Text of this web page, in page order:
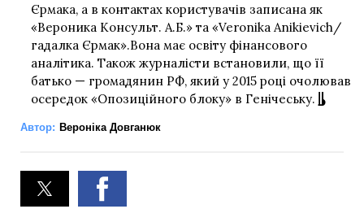
Єрмака, а в контактах користувачів записана як
«Вероника Консульт. А.Б.» та «Veronika Anikievich/
гадалка Єрмак».Вона має освіту фінансового
аналітика. Також журналісти встановили, що її
батько — громадянин РФ, який у 2015 році очолював
осередок «Опозиційного блоку» в Генічеську.
Автор: Вероніка Довганюк